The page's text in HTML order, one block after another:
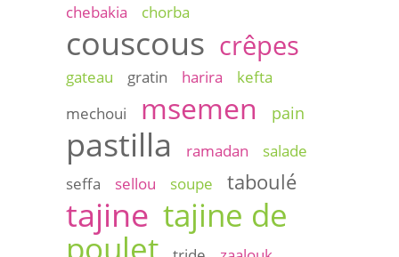
chebakia
chorba
couscous crêpes
gateau gratin harira
kefta
mechoui
msemen pain
pastilla ramadan
salade
seffa
sellou soupe taboulé
tajine tajine de
poulet